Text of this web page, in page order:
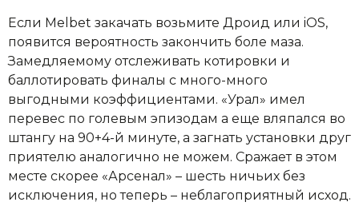
Если Melbet закачать возьмите Дроид или iOS,
появится вероятность закончить боле маза.
Замедляемому отслеживать котировки и
баллотировать финалы с много-много
выгодными коэффициентами. «Урал» имел
перевес по голевым эпизодам а еще вляпался во
штангу на 90+4-й минуте, а загнать установки друг
приятелю аналогично не можем. Сражает в этом
месте скорее «Арсенал» – шесть ничьих без
исключения, но теперь – неблагоприятный исход.